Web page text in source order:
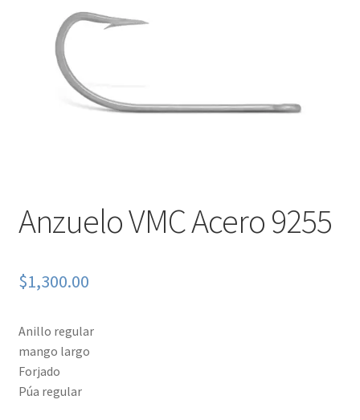
Anzuelo VMC Acero 9255
$1,300.00
Anillo regular
mango largo
Forjado
Púa regular